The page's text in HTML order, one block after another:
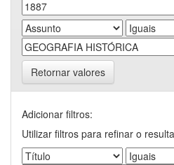
Retornar valores
Adicionar filtros:
Utilizar filtros para refinar o